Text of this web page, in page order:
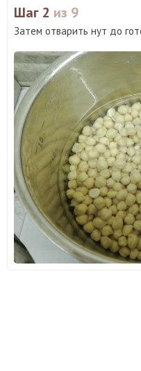
Шаг 2 из 9
Затем отварить нут до